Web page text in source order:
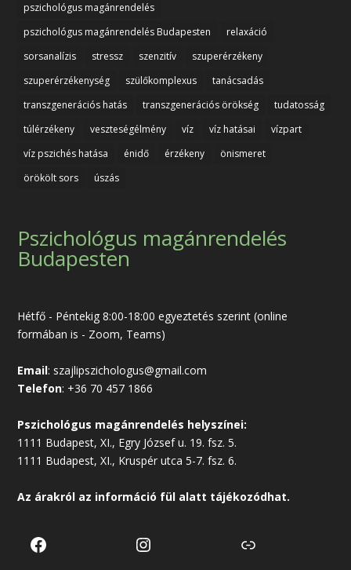
pszichológus magánrendelés
pszichológus magánrendelés Budapesten
relaxáció
sorsanalízis
stressz szenzitív
szuperérzékeny
szuperérzékenység
szülőkomplexus
tanácsadás
transzgenerációs hatás
transzgenerációs örökség
tudatosság
túlérzékeny
veszteségélmény víz víz hatásai
vízpart
víz pszichés hatása
énidő érzékeny
önismeret
örökölt sors
úszás
Pszichológus magánrendelés
Budapesten
Hétfő - Péntekig 8:00-18:00 egyeztetés szerint (online
formában is - Zoom, Teams)
Email: szajlipszichologus@gmail.com
Telefon: +36 70 457 1866
Pszichológus magánrendelés helyszínei:
1111 Budapest, XI., Egry József u. 19. fsz. 5.
1111 Budapest, XI., Kruspér utca 5-7. fsz. 6.
Az árakról az információ fül alatt tájékozódhat.
Facebook Instagram Link